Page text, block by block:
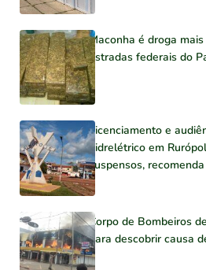
Maconha é droga
estradas federais do
Licenciamento e
hidrelétrico em
suspensos,
Corpo de Bombeiros
para descobrir causa